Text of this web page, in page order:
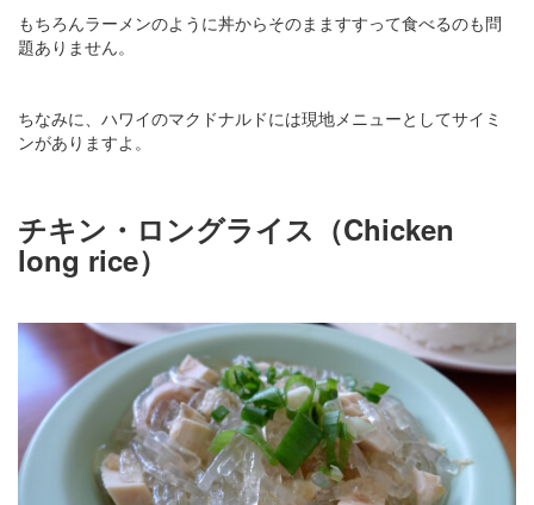
もちろんラーメンのように丼からそのまますすって食べるのも問
題ありません。
ちなみに、ハワイのマクドナルドには現地メニューとしてサイミ
ンがありますよ。
チキン・ロングライス（Chicken
long rice）